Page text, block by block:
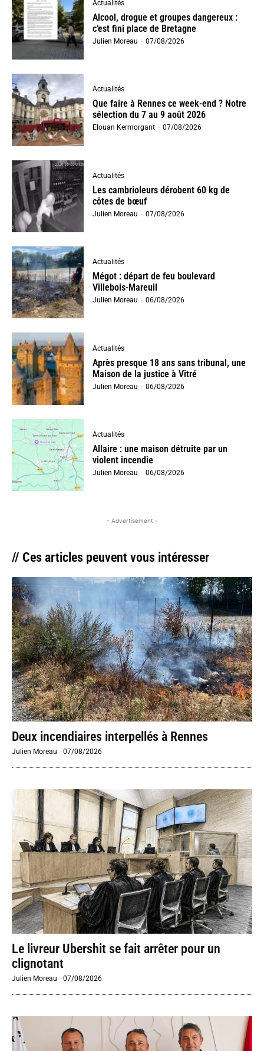
Actualités
Alcool, drogue et groupes dangereux :
c’est fini place de Bretagne
Julien Moreau - 07/08/2026
Actualités
Que faire à Rennes ce week-end ? Notre
sélection du 7 au 9 août 2026
Elouan Kermorgant - 07/08/2026
Actualités
Les cambrioleurs dérobent 60 kg de
côtes de bœuf
Julien Moreau - 07/08/2026
Actualités
Mégot : départ de feu boulevard
Villebois-Mareuil
Julien Moreau - 06/08/2026
Actualités
Après presque 18 ans sans tribunal, une
Maison de la justice à Vitré
Julien Moreau - 06/08/2026
Actualités
Allaire : une maison détruite par un
violent incendie
Julien Moreau - 06/08/2026
- Advertisement -
// Ces articles peuvent vous intéresser
Deux incendiaires interpellés à Rennes
Julien Moreau -07/08/2026
Le livreur Ubershit se fait arrêter pour un
clignotant
Julien Moreau -07/08/2026